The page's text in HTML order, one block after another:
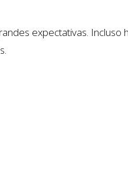
expectativas.